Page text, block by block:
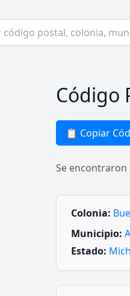
Código
📋 Copiar
Se encontraron
Colonia:
Municipio:
Estado: